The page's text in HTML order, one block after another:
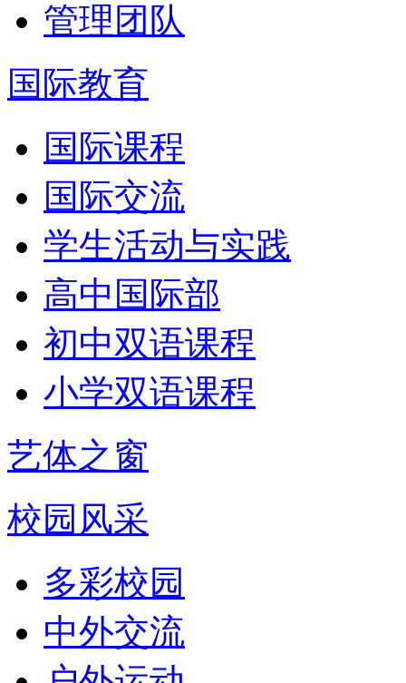
管理团队
国际教育
国际课程
国际交流
学生活动与实践
高中国际部
初中双语课程
小学双语课程
艺体之窗
校园风采
多彩校园
中外交流